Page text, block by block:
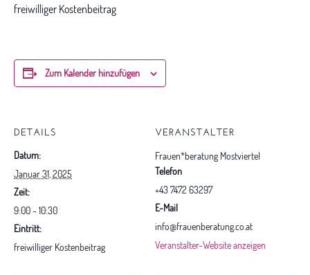
freiwilliger Kostenbeitrag
Zum Kalender hinzufügen
DETAILS
Datum:
Januar 31, 2025
Zeit:
9:00 - 10:30
Eintritt:
freiwilliger Kostenbeitrag
VERANSTALTER
Frauen*beratung Mostviertel
Telefon
+43 7472 63297
E-Mail
info@frauenberatung.co.at
Veranstalter-Website anzeigen